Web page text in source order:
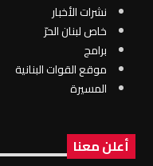
نشرات الأخبار
خاص لبنان الحرّ
برامج
موقع القوات البنانية
المسيرة
أعلن معنا